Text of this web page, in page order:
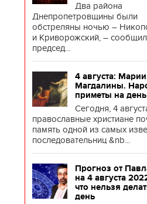
Два района
Днепропетровщины были
обстреляны ночью –
и Криворожский, – сообщил
председ...
4 августа: Марии
Магдалины.
приметы на день
Сегодня, 4
православные христиане
память одной из самых
последовательниц &nb...
Прогноз от
на 4 августа
что нельзя
день